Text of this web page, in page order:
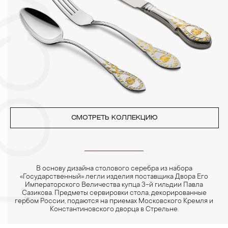
Особенно беречь от воздействия влаги, необходимо
позолоченные изделия. Также высокую влажность плохо
переносят жемчуг, бирюза, малахит и янтарь.
4. Специалисты обычно рекомендуют чистить украшения не
реже одного раза в месяц, а также регулярно протирать их
фланелевой или замшевой салфеткой.
СМОТРЕТЬ КОЛЛЕКЦИЮ
В основу дизайна столового серебра из набора
«Государственный» легли изделия поставщика Двора Его
Императорского Величества купца 3-й гильдии Павла
Сазикова. Предметы сервировки стола, декорированные
гербом России, подаются на приемах Московского Кремля и
Константиновского дворца в Стрельне.